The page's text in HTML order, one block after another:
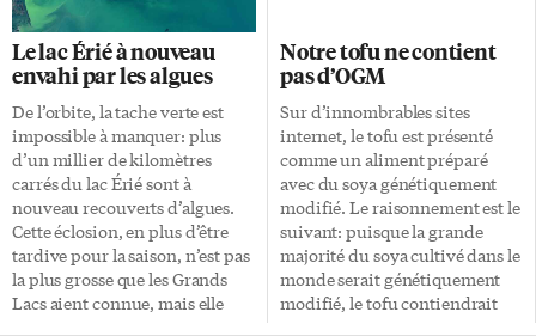
Le lac Érié à nouveau
envahi par les algues
De l’orbite, la tache verte est
impossible à manquer: plus
d’un millier de kilomètres
carrés du lac Érié sont à
nouveau recouverts d’algues.
Cette éclosion, en plus d’être
tardive pour la saison, n’est pas
la plus grosse que les Grands
Lacs aient connue, mais elle
Notre tofu ne contient
pas d’OGM
Sur d’innombrables sites
internet, le tofu est présenté
comme un aliment préparé
avec du soya génétiquement
modifié. Le raisonnement est le
suivant: puisque la grande
majorité du soya cultivé dans le
monde serait génétiquement
modifié, le tofu contiendrait